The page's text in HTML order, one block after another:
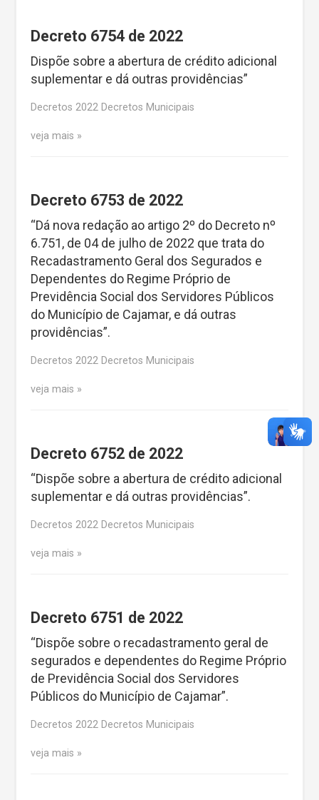
Decreto 6754 de 2022
Dispõe sobre a abertura de crédito adicional
suplementar e dá outras providências”
Decretos 2022 Decretos Municipais
veja mais
Decreto 6753 de 2022
“Dá nova redação ao artigo 2º do Decreto nº
6.751, de 04 de julho de 2022 que trata do
Recadastramento Geral dos Segurados e
Dependentes do Regime Próprio de
Previdência Social dos Servidores Públicos
do Município de Cajamar, e dá outras
providências”.
Decretos 2022 Decretos Municipais
veja mais
Decreto 6752 de 2022
“Dispõe sobre a abertura de crédito adicional
suplementar e dá outras providências”.
Decretos 2022 Decretos Municipais
veja mais
Decreto 6751 de 2022
“Dispõe sobre o recadastramento geral de
segurados e dependentes do Regime Próprio
de Previdência Social dos Servidores
Públicos do Município de Cajamar”.
Decretos 2022 Decretos Municipais
veja mais